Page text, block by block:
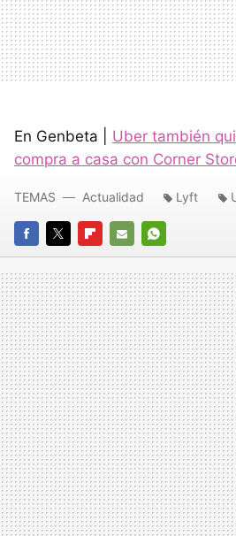
En Genbeta | Uber también
compra a casa con Corner
FACEBOOK
TWITTERFLIPBOARD
E-
MAIL
WHATSAPP
TEMAS Actualidad Lyft